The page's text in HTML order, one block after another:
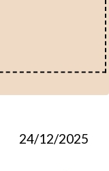
24/12/2025